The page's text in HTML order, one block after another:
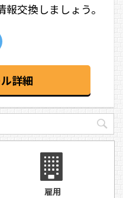
交換しましょう。
詳細
雇用